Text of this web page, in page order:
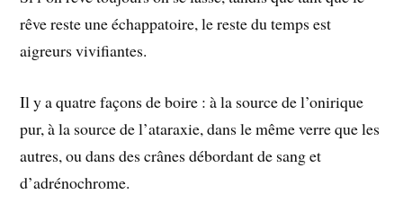
rêve reste une échappatoire, le reste du temps est
aigreurs vivifiantes.
Il y a quatre façons de boire : à la source de l’onirique
pur, à la source de l’ataraxie, dans le même verre que les
autres, ou dans des crânes débordant de sang et
d’adrénochrome.